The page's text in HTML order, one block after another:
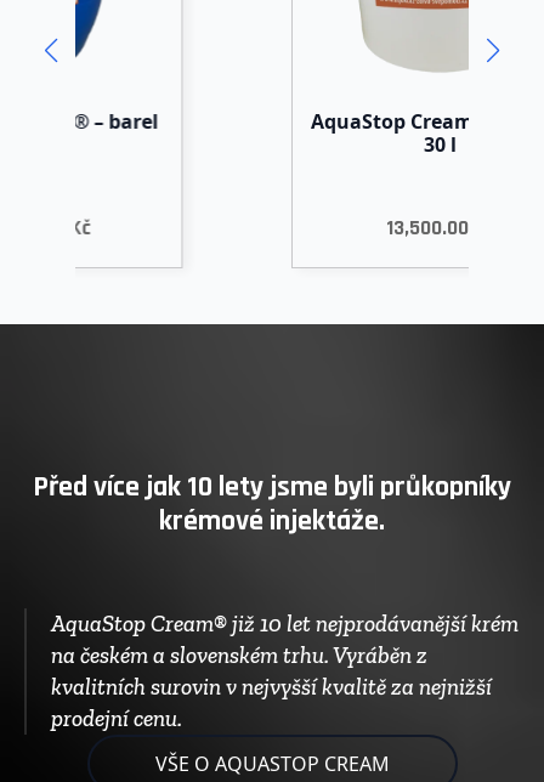
AquaStop Cream® – kbelík
Před více jak 10 lety jsme byli průkopníky
krémové injektáže.
AquaStop Cream® již 10 let nejprodávanější krém
na českém a slovenském trhu. Vyráběn z
kvalitních surovin v nejvyšší kvalitě za nejnižší
prodejní cenu.
VŠE O AQUASTOP CREAM